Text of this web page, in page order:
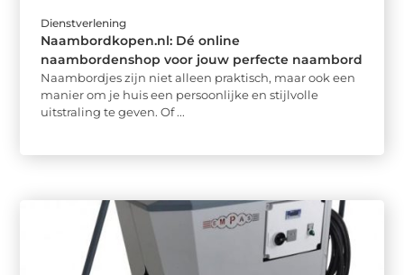
Dienstverlening
Naambordkopen.nl: Dé online
naambordenshop voor jouw perfecte naambord
Naambordjes zijn niet alleen praktisch, maar ook een
manier om je huis een persoonlijke en stijlvolle
uitstraling te geven. Of ...